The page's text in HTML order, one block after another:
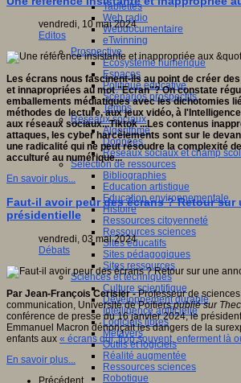
Tablettes
Web radio
Webdocumentaire
eTwinning
Prospective
Ecosystème numérique
Espaces
Politique éducative
Scénarios prospectifs
Temps
Réseaux sociaux
Algorithme
Données
Réseaux sociaux et champ
Sélection de ressources
Bibliographies
Education artistique
Education environnementale
Histoire
Ressources citoyenneté
Ressources sciences
Sites éducatifs
Sites pédagogiques
Sites ressources
Sciences et techniques
Culture scientifique
Développement durable
Intelligence artificielle
Logiciels libres
Métavers
Outils et logiciels
Réalité augmentée
Ressources sciences
Robotique
vendredi, 10 mai 2024
Editos
Les écrans nous fascinent-ils au point de créer
et innapropriées au mot "Ecran"? On constate
emballements médiatiques avec les dichotomies
méthodes de lecture,aux jeux vidéo, à
aux réseaux sociaux...Tiktok ...Les contenus
attaques, les cyber harcèlements sont sur le
une radicalité qui ne peut résoudre la complexité
acculturé au numérique...
En savoir plus...
Faut-il avoir peur des écrans ? Retour sur
présidentielle
vendredi, 03 mai 2024
Débats
Par Jean-François Cerisier -Professeur de
communication, Université de Poitierspublié sur
conférence de presse du 16 janvier 2024, le
Emmanuel Macron dénonçait les dangers de la
enfants aux « écrans qui, trop souvent, enferment là
En savoir plus...
Précédent